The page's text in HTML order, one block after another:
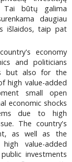
Tai būtų galima
daugiau
išlaidos, taip pat
economy
and politicians
but also for the
high value-added
small open
economic shocks
due to high
The country's
as well as the
value-added
investments